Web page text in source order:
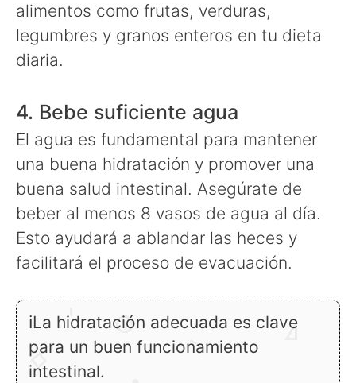
alimentos como frutas, verduras,
legumbres y granos enteros en tu dieta
diaria.
4. Bebe suficiente agua
El agua es fundamental para mantener
una buena hidratación y promover una
buena salud intestinal. Asegúrate de
beber al menos 8 vasos de agua al día.
Esto ayudará a ablandar las heces y
facilitará el proceso de evacuación.
ℹLa hidratación adecuada es clave
para un buen funcionamiento
intestinal.